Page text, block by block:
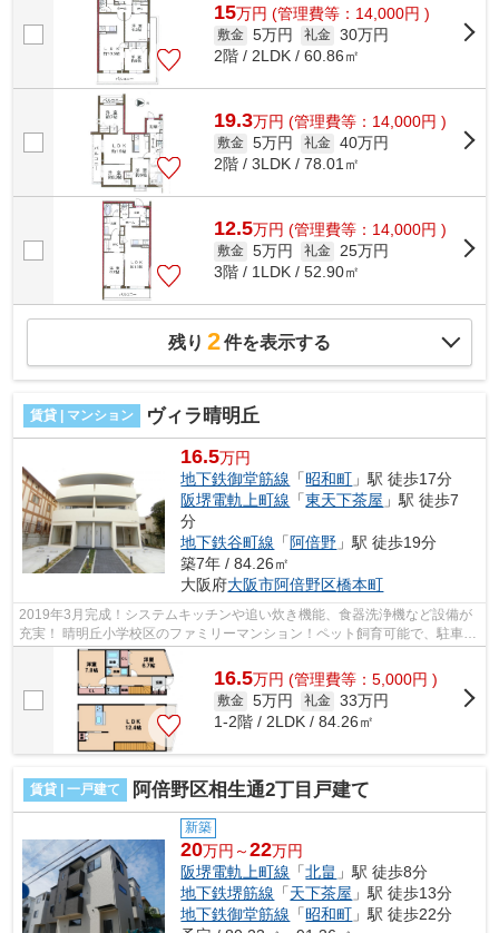
15万円 (管理費等：14,000円 )
敷金 5万円 礼金 30万円
2階 / 2LDK / 60.86㎡
19.3万円 (管理費等：14,000円 )
敷金 5万円 礼金 40万円
2階 / 3LDK / 78.01㎡
12.5万円 (管理費等：14,000円 )
敷金 5万円 礼金 25万円
3階 / 1LDK / 52.90㎡
残り 2件を表示する
賃貸 | マンション ヴィラ晴明丘
16.5万円
地下鉄御堂筋線 「昭和町 」駅 徒歩17分
阪堺電軌上町線 「東天下茶屋 」駅 徒歩7
分
地下鉄谷町線 「 阿倍野 」駅 徒歩19分
築7年 / 84.26㎡
大阪府大阪市阿倍野区橋本町
2019年3月完成！システムキッチンや追い炊き機能、食器洗浄機など設備が
充実！ 晴明丘小学校区のファミリーマンション！ペット飼育可能で、駐車場
付きになっております！ ■□■□■□■□■□...
16.5万円 (管理費等：5,000円 )
敷金 5万円 礼金 33万円
1-2階 / 2LDK / 84.26㎡
賃貸 | 一戸建て 阿倍野区相生通2丁目戸建て
新築
20万円～22万円
阪堺電軌上町線 「北畠 」駅 徒歩8分
地下鉄堺筋線 「天下茶屋 」駅 徒歩13分
地下鉄御堂筋線 「昭和町 」駅 徒歩22分